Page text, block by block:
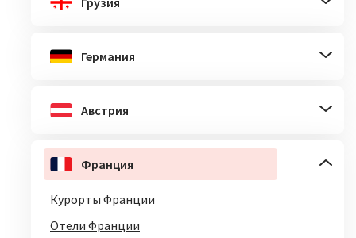
Германия
Австрия
Франция
Курорты Франции
Отели Франции